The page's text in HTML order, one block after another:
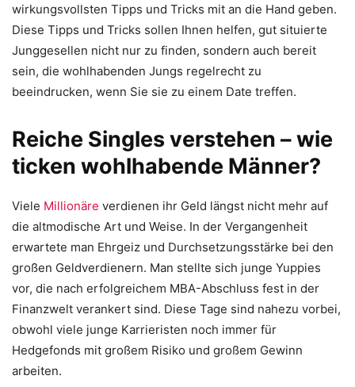
wirkungsvollsten Tipps und Tricks mit an die Hand geben.
Diese Tipps und Tricks sollen Ihnen helfen, gut situierte
Junggesellen nicht nur zu finden, sondern auch bereit
sein, die wohlhabenden Jungs regelrecht zu
beeindrucken, wenn Sie sie zu einem Date treffen.
Reiche Singles verstehen – wie
ticken wohlhabende Männer?
Viele Millionäre verdienen ihr Geld längst nicht mehr auf
die altmodische Art und Weise. In der Vergangenheit
erwartete man Ehrgeiz und Durchsetzungsstärke bei den
großen Geldverdienern. Man stellte sich junge Yuppies
vor, die nach erfolgreichem MBA-Abschluss fest in der
Finanzwelt verankert sind. Diese Tage sind nahezu vorbei,
obwohl viele junge Karrieristen noch immer für
Hedgefonds mit großem Risiko und großem Gewinn
arbeiten.